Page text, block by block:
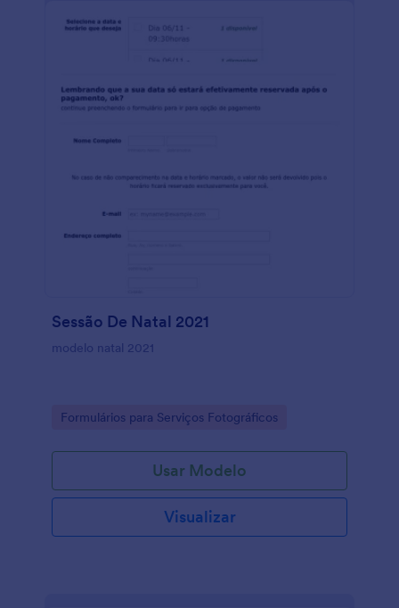
Sessão De Natal 2021
modelo natal 2021
Go to Category:
Formulários para Serviços Fotográficos
Usar Modelo
Visualizar